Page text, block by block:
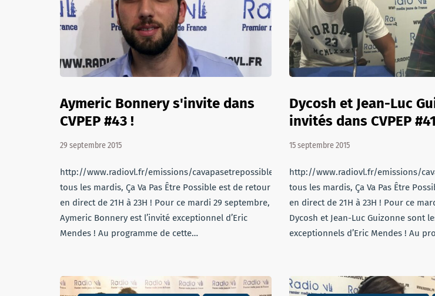
Aymeric Bonnery s'invite dans
CVPEP #43 !
29 septembre 2015
http://www.radiovl.fr/emissions/cavapasetrepossible/cvpep43.mp3Comme
tous les mardis, Ça Va Pas Être Possible est de retour
en direct de 21H à 23H ! Pour ce mardi 29 septembre,
Aymeric Bonnery est l’invité exceptionnel d’Eric
Mendes ! Au programme de cette…
Dycosh et Jean-Luc
invités dans CVPEP #41
15 septembre 2015
http://www.radiovl.fr/emissions/
tous les mardis, Ça Va Pas Être
en direct de 21H à 23H ! Pour ce
Dycosh et Jean-Luc Guizonne sont
exceptionnels d’Eric Mendes ! Au